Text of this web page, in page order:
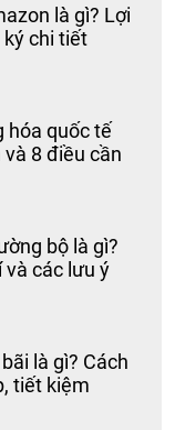
là gì? Lợi
ký chi tiết
hóa quốc tế
8 điều cần
bộ là gì?
các lưu ý
là gì? Cách
tiết kiệm